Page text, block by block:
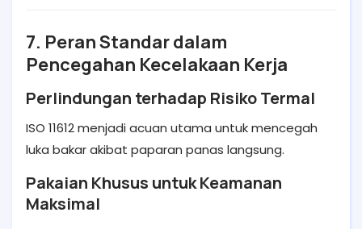
7. Peran Standar dalam
Pencegahan Kecelakaan Kerja
Perlindungan terhadap Risiko Termal
ISO 11612 menjadi acuan utama untuk mencegah
luka bakar akibat paparan panas langsung.
Pakaian Khusus untuk Keamanan
Maksimal